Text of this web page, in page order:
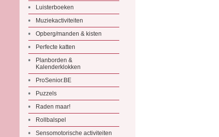
Luisterboeken
Muziekactiviteiten
Opberg/manden & kisten
Perfecte katten
Planborden &
Kalenderklokken
ProSenior.BE
Puzzels
Raden maar!
Rollbalspel
Sensomotorische activiteiten